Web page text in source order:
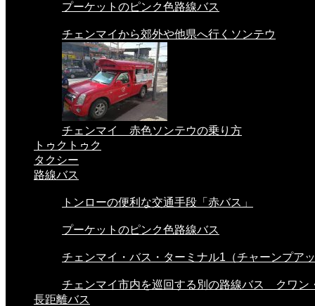
プーケットのピンク色路線バス
チェンマイから郊外や他県へ行くソンテウ
チェンマイ 赤色ソンテウの乗り方
トゥクトゥク
タクシー
路線バス
トンローの便利な交通手段「赤バス」
プーケットのピンク色路線バス
チェンマイ・バス・ターミナル1（チャーンプア
チェンマイ市内を巡回する別の路線バス クワン
長距離バス